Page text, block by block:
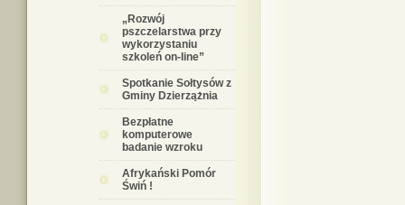
„Rozwój
pszczelarstwa przy
wykorzystaniu
szkoleń on-line”
Spotkanie Sołtysów z
Gminy Dzierzążnia
Bezpłatne
komputerowe
badanie wzroku
Afrykański Pomór
Świń !